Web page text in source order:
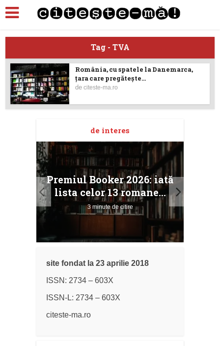
Tag - TVA
România, cu spatele la Danemarca,
ţara care pregătește...
deciteste-ma.ro
de interes
Premiul Booker 2026: iată
lista celor 13 romane...
3 minute de citire
site fondat la 23 aprilie 2018
ISSN: 2734 – 603X
ISSN-L: 2734 – 603X
citeste-ma.ro